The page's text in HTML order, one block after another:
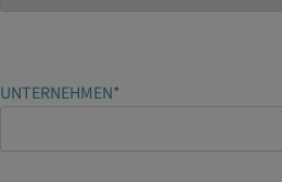
UNTERNEHMEN*